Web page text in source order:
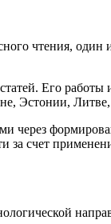
чтения, один
Его работы
Эстонии,
за счет